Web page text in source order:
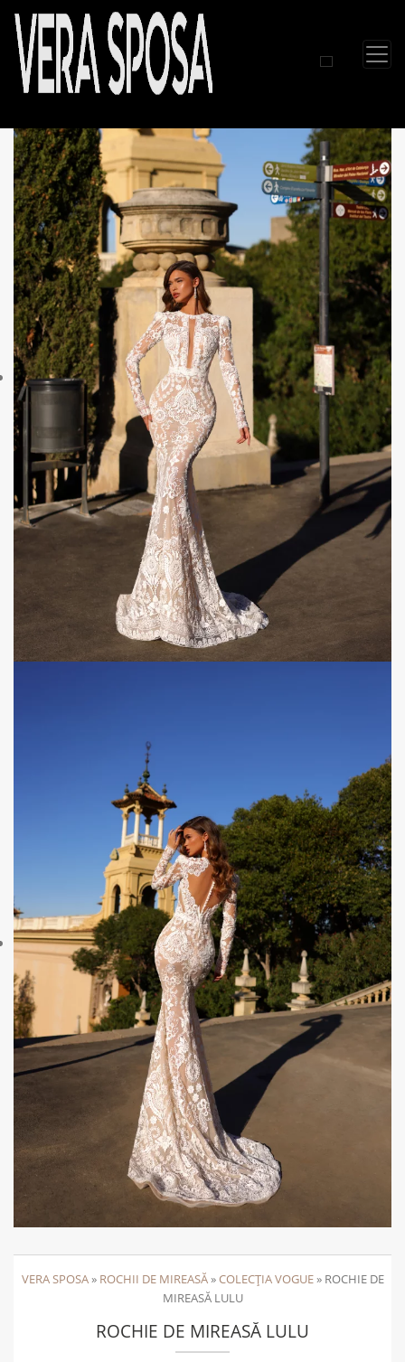
VERA SPOSA» ROCHII DE MIREASĂ»COLECȚIA VOGUE» ROCHIE DE
MIREASĂ LULU
ROCHIE DE MIREASĂ LULU